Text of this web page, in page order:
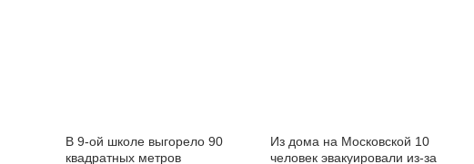
В 9-ой школе выгорело 90
квадратных метров
Из дома на Московской 10
человек эвакуировали из-за